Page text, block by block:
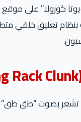
كورولا” على موقع